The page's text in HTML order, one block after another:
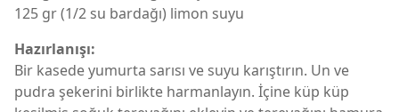
125 gr (1/2 su bardağı) limon suyu
Hazırlanışı:
Bir kasede yumurta sarısı ve suyu karıştırın. Un ve
pudra şekerini birlikte harmanlayın. İçine küp küp